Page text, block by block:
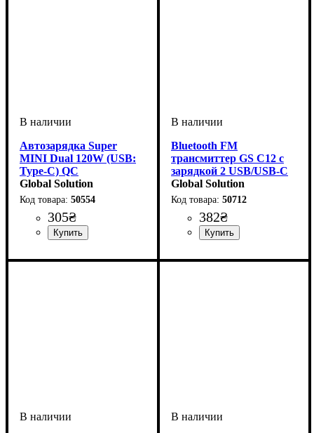
Автозарядка Super
MINI Dual 120W (USB:
Type-C) QC
Global Solution
50554
305₴
Bluetooth FM
трансмиттер GS C12 с
зарядкой 2 USB/USB-C
Global Solution
50712
382₴